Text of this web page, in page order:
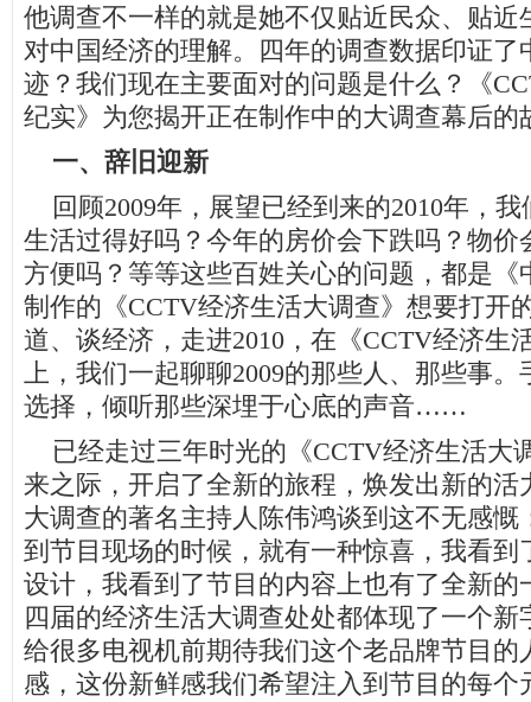
他调查不一样的就是她不仅贴近民众、贴近
对中国经济的理解。四年的调查数据印证了
迹？我们现在主要面对的问题是什么？《
纪实》为您揭开正在制作中的大调查幕后的
一、辞旧迎新
回顾2009年，展望已经到来的2010年，我
生活过得好吗？今年的房价会下跌吗？物价
方便吗？等等这些百姓关心的问题，都是《
制作的《CCTV经济生活大调查》想要打开
道、谈经济，走进2010，在《CCTV经济生
上，我们一起聊聊2009的那些人、那些事。
选择，倾听那些深埋于心底的声音……
已经走过三年时光的《CCTV经济生活大
来之际，开启了全新的旅程，焕发出新的活
大调查的著名主持人陈伟鸿谈到这不无感慨
到节目现场的时候，就有一种惊喜，我看到
设计，我看到了节目的内容上也有了全新的
四届的经济生活大调查处处都体现了一个
给很多电视机前期待我们这个老品牌节目的
感，这份新鲜感我们希望注入到节目的每个